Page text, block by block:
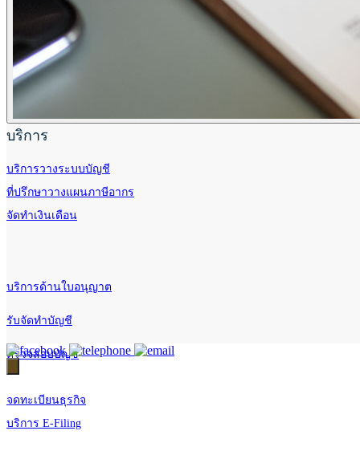
บริการ
บริการวางระบบบัญชี
ที่ปรึกษาวางแผนภาษีอากร
จัดทำเงินเดือน
บริการด้านใบอนุญาต
รับจัดทำบัญชี
ตรวจสอบบัญชี
จดทะเบียนธุรกิจ
บริการ E-Filing